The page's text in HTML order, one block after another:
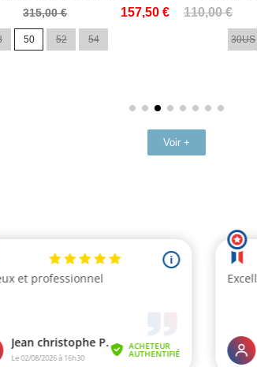
315,00 € 157,50 €
50 52 54
110,00 €
Prix
Prix
30US
Voir +